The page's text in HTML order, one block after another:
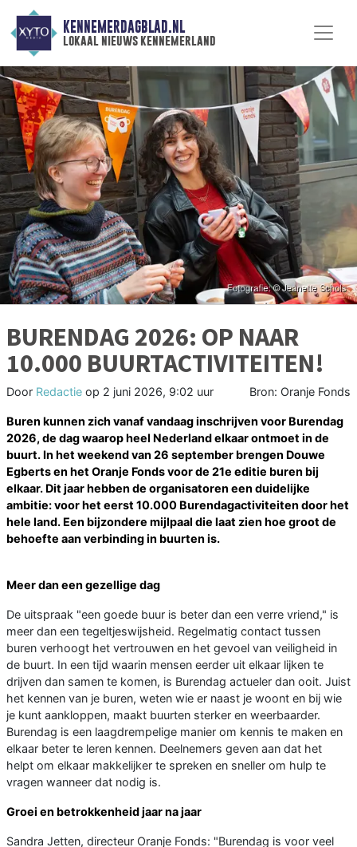
KENNEMERDAGBLAD.NL
lokaal nieuws kennemerland
BURENDAG 2026: OP NAAR
10.000 BUURTACTIVITEITEN!
Door Redactie op 2 juni 2026, 9:02 uur Bron: Oranje Fonds
Buren kunnen zich vanaf vandaag inschrijven voor Burendag
2026, de dag waarop heel Nederland elkaar ontmoet in de
buurt. In het weekend van 26 september brengen Douwe
Egberts en het Oranje Fonds voor de 21e editie buren bij
elkaar. Dit jaar hebben de organisatoren een duidelijke
ambitie: voor het eerst 10.000 Burendagactiviteiten door het
hele land. Een bijzondere mijlpaal die laat zien hoe groot de
behoefte aan verbinding in buurten is.
Meer dan een gezellige dag
De uitspraak "een goede buur is beter dan een verre vriend," is
meer dan een tegeltjeswijsheid. Regelmatig contact tussen
buren verhoogt het vertrouwen en het gevoel van veiligheid in
de buurt. In een tijd waarin mensen eerder uit elkaar lijken te
drijven dan samen te komen, is Burendag actueler dan ooit. Juist
het kennen van je buren, weten wie er naast je woont en bij wie
je kunt aankloppen, maakt buurten sterker en weerbaarder.
Burendag is een laagdrempelige manier om kennis te maken en
elkaar beter te leren kennen. Deelnemers geven aan dat het
helpt om elkaar makkelijker te spreken en sneller om hulp te
vragen wanneer dat nodig is.
Groei en betrokkenheid jaar na jaar
Sandra Jetten, directeur Oranje Fonds: "Burendag is voor veel